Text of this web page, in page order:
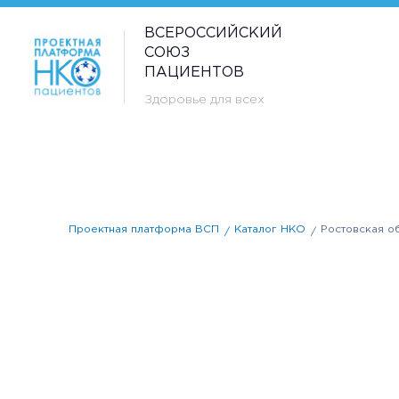
ВСЕРОССИЙСКИЙ
СОЮЗ
ПАЦИЕНТОВ
Здоровье для всех
Проектная платформа ВСП Каталог НКО Ростовская